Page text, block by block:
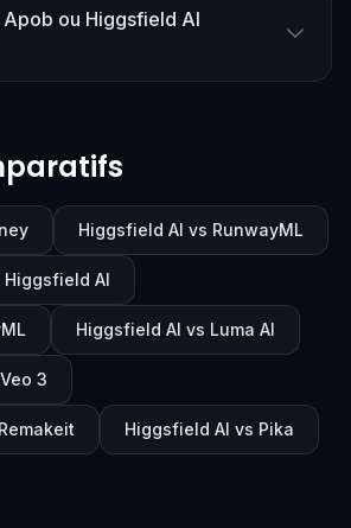
ou Higgsfield AI
Higgsfield AI vs RunwayML
Higgsfield AI
Higgsfield AI vs Luma AI
3
Higgsfield AI vs Pika